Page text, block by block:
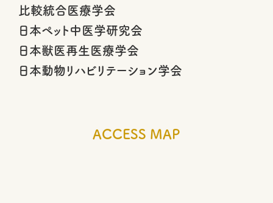
比較統合医療学会
日本ペット中医学研究会
日本獣医再生医療学会
日本動物リハビリテーション学会
ACCESS MAP